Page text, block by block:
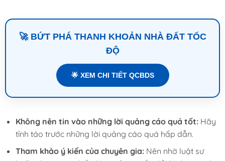
🚀 BỨT PHÁ THANH KHOẢN NHÀ ĐẤT TỐC
ĐỘ
🌟 XEM CHI TIẾT QCBDS
Không nên tin vào những lời quảng cáo quá tốt:Hãy
tỉnh táo trước những lời quảng cáo quá hấp dẫn.
Tham khảo ý kiến của chuyên gia:Nên nhờ luật sư